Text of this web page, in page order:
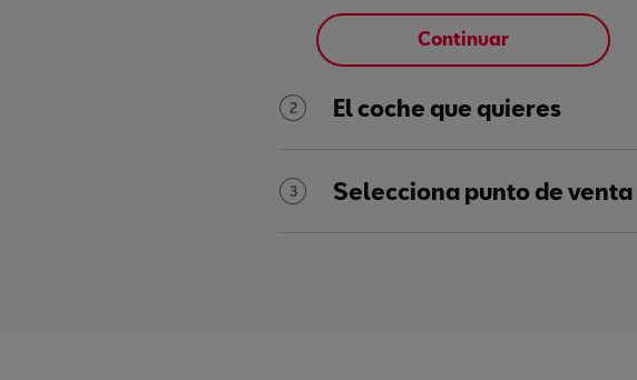
Continuar
2 El coche que quieres
3 Selecciona punto de venta